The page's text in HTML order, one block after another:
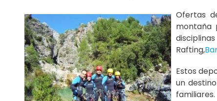
Ofertas
montaña
Rafting,
Estos
un
familiares.